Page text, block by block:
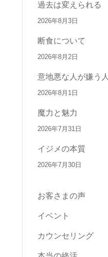
過去は変えられる
2026年8月3日
断食について
2026年8月2日
意地悪な人が嫌う人
2026年8月1日
魔力と魅力
2026年7月31日
イジメの本質
2026年7月30日
お客さまの声
イベント
カウンセリング